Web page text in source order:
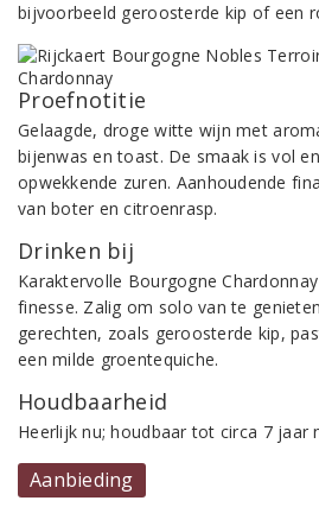
bijvoorbeeld geroosterde kip of een
Proefnotitie
Gelaagde, droge witte wijn met
bijenwas en toast. De smaak is vol
opwekkende zuren. Aanhoudende
van boter en citroenrasp.
Drinken bij
Karaktervolle Bourgogne
finesse. Zalig om solo van te
gerechten, zoals geroosterde kip,
een milde groentequiche.
Houdbaarheid
Heerlijk nu; houdbaar tot circa 7 jaar
Aanbieding